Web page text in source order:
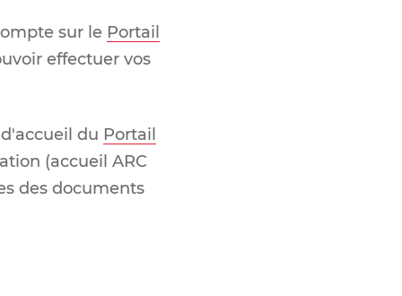
sur le Portail
effectuer vos
du Portail
(accueil ARC
des documents